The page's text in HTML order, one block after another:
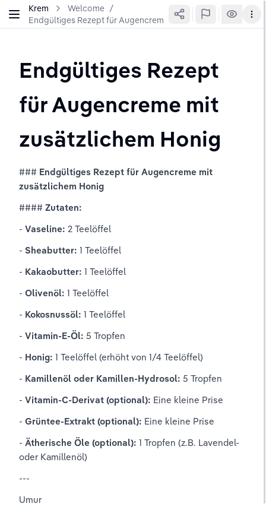
Krem Welcome /
Endgültiges Rezept für Augencreme mit zusätzlichem Honig
Endgültiges Rezept
für Augencreme mit
zusätzlichem Honig
### Endgültiges Rezept für Augencreme mit
zusätzlichem Honig
#### Zutaten:
- Vaseline: 2 Teelöffel
- Sheabutter: 1 Teelöffel
- Kakaobutter: 1 Teelöffel
- Olivenöl: 1 Teelöffel
- Kokosnussöl: 1 Teelöffel
- Vitamin-E-Öl: 5 Tropfen
- Honig: 1 Teelöffel (erhöht von 1/4 Teelöffel)
- Kamillenöl oder Kamillen-Hydrosol: 5 Tropfen
- Vitamin-C-Derivat (optional): Eine kleine Prise
- Grüntee-Extrakt (optional): Eine kleine Prise
- Ätherische Öle (optional): 1 Tropfen (z.B. Lavendel-
oder Kamillenöl)
---
Umur